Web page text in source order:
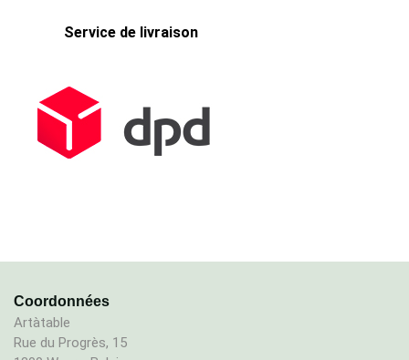
Service de livraison
Coordonnées
Artàtable
Rue du Progrès, 15